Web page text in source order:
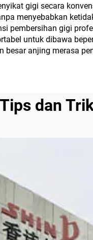
gigi secara
menyebabkan
pembersihan gigi
untuk dibawa
anjing merasa
Tips dan